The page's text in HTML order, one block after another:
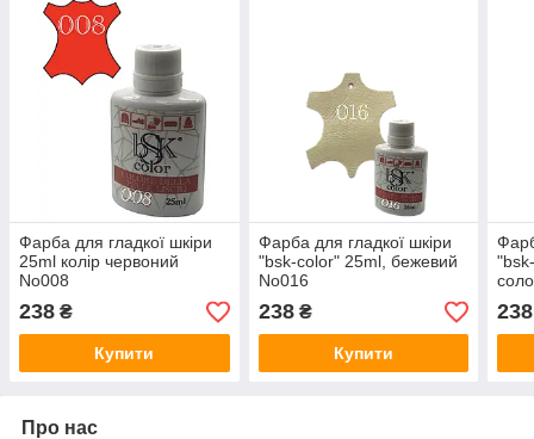
Фарба для гладкої шкіри
25ml колір червоний
No008
238 ₴
Купити
Фарба для гладкої шкіри
"bsk-color" 25ml, бежевий
No016
238₴
Купити
238
Про нас